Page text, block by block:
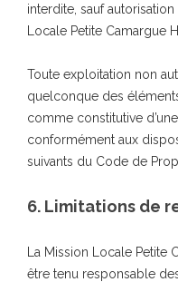
interdite, sauf
Locale Petite Camargue
Toute exploitation non
quelconque des
comme constitutive
conformément aux
suivants du Code de
6. Limitations de
La Mission Locale Petite
être tenu responsable